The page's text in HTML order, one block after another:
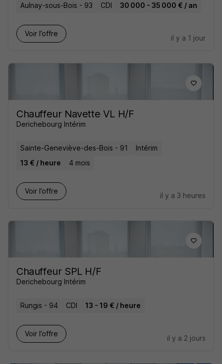
Aulnay-sous-Bois - 93 CDI 30 000 - 35 000 € / an
Voir l’offre
il y a 1 jour
Chauffeur Navette VL H/F
Derichebourg Intérim
Sainte-Geneviève-des-Bois - 91
Intérim
13 € / heure
4 mois
Voir l’offre
il y a 3 heures
Chauffeur SPL H/F
Derichebourg Intérim
Rungis - 94 CDI 13 - 19 € / heure
Voir l’offre
il y a 2 jours